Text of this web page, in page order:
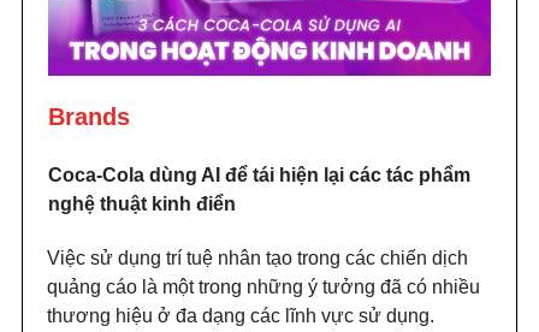
Brands
Coca-Cola dùng AI để tái hiện lại các tác phẩm
nghệ thuật kinh điển
Việc sử dụng trí tuệ nhân tạo trong các chiến dịch
quảng cáo là một trong những ý tưởng đã có nhiều
thương hiệu ở đa dạng các lĩnh vực sử dụng.